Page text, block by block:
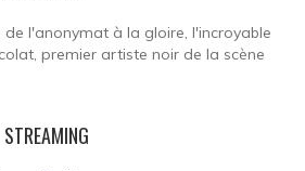
de l'anonymat à la gloire, l'incroyable
premier artiste noir de la scène